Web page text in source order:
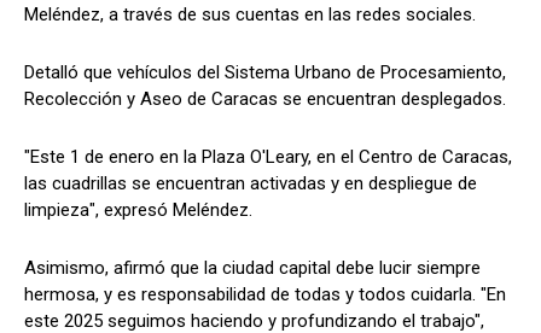
Meléndez, a través de sus cuentas en las redes sociales.
Detalló que vehículos del Sistema Urbano de Procesamiento,
Recolección y Aseo de Caracas se encuentran desplegados.
"Este 1 de enero en la Plaza O'Leary, en el Centro de Caracas,
las cuadrillas se encuentran activadas y en despliegue de
limpieza", expresó Meléndez.
Asimismo, afirmó que la ciudad capital debe lucir siempre
hermosa, y es responsabilidad de todas y todos cuidarla. "En
este 2025 seguimos haciendo y profundizando el trabajo",